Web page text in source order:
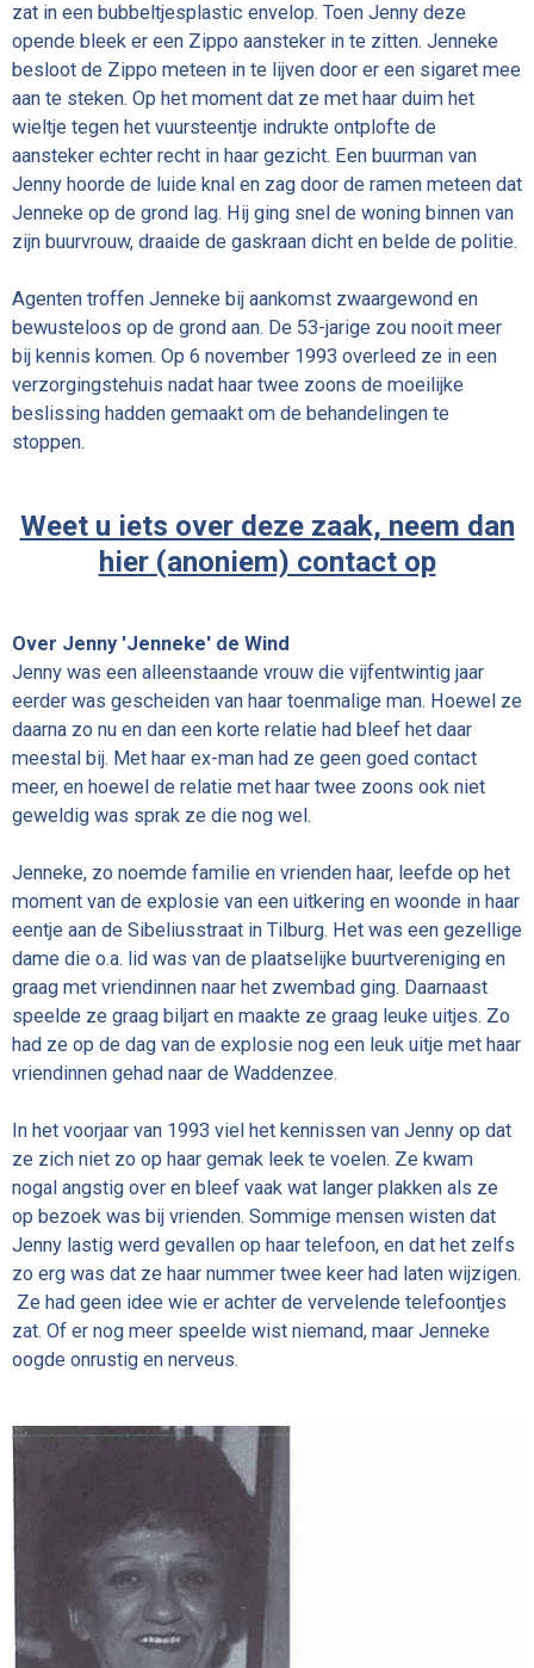
zat in een bubbeltjesplastic envelop. Toen Jenny deze
opende bleek er een Zippo aansteker in te zitten. Jenneke
besloot de Zippo meteen in te lijven door er een sigaret mee
aan te steken. Op het moment dat ze met haar duim het
wieltje tegen het vuursteentje indrukte ontplofte de
aansteker echter recht in haar gezicht. Een buurman van
Jenny hoorde de luide knal en zag door de ramen meteen dat
Jenneke op de grond lag. Hij ging snel de woning binnen van
zijn buurvrouw, draaide de gaskraan dicht en belde de politie.
Agenten troffen Jenneke bij aankomst zwaargewond en
bewusteloos op de grond aan. De 53-jarige zou nooit meer
bij kennis komen. Op 6 november 1993 overleed ze in een
verzorgingstehuis nadat haar twee zoons de moeilijke
beslissing hadden gemaakt om de behandelingen te
stoppen.
Weet u iets over deze zaak, neem dan
hier (anoniem) contact op
Over Jenny 'Jenneke' de Wind
Jenny was een alleenstaande vrouw die vijfentwintig jaar
eerder was gescheiden van haar toenmalige man. Hoewel ze
daarna zo nu en dan een korte relatie had bleef het daar
meestal bij. Met haar ex-man had ze geen goed contact
meer, en hoewel de relatie met haar twee zoons ook niet
geweldig was sprak ze die nog wel.
Jenneke, zo noemde familie en vrienden haar, leefde op het
moment van de explosie van een uitkering en woonde in haar
eentje aan de Sibeliusstraat in Tilburg. Het was een gezellige
dame die o.a. lid was van de plaatselijke buurtvereniging en
graag met vriendinnen naar het zwembad ging. Daarnaast
speelde ze graag biljart en maakte ze graag leuke uitjes. Zo
had ze op de dag van de explosie nog een leuk uitje met haar
vriendinnen gehad naar de Waddenzee.
In het voorjaar van 1993 viel het kennissen van Jenny op dat
ze zich niet zo op haar gemak leek te voelen. Ze kwam
nogal angstig over en bleef vaak wat langer plakken als ze
op bezoek was bij vrienden. Sommige mensen wisten dat
Jenny lastig werd gevallen op haar telefoon, en dat het zelfs
zo erg was dat ze haar nummer twee keer had laten wijzigen.
Ze had geen idee wie er achter de vervelende telefoontjes
zat. Of er nog meer speelde wist niemand, maar Jenneke
oogde onrustig en nerveus.